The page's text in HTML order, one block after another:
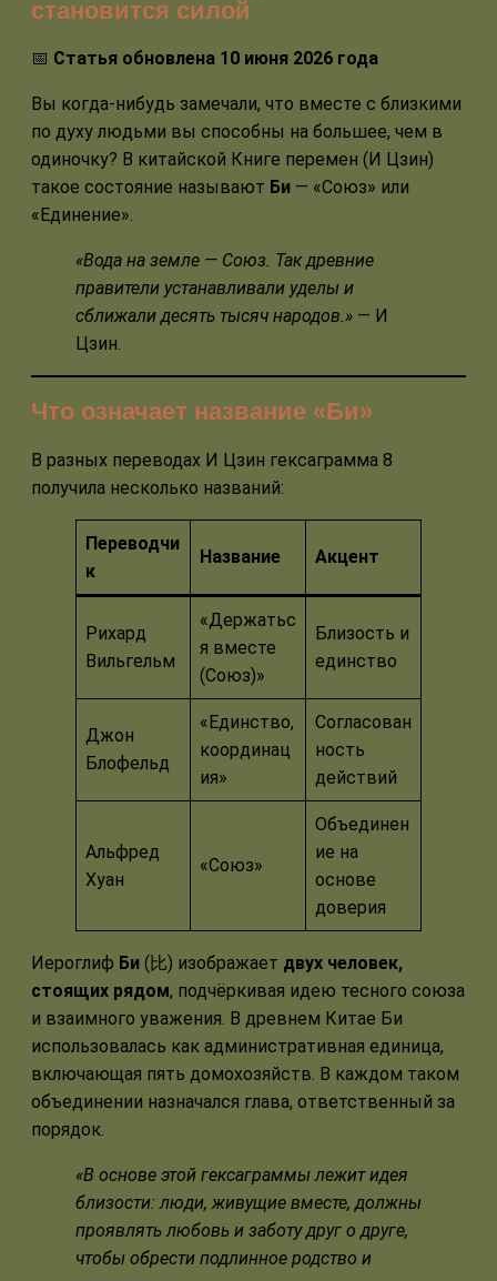
становится силой
📅 Статья обновлена 10 июня 2026 года
Вы когда-нибудь замечали, что вместе с близкими
по духу людьми вы способны на большее, чем в
одиночку? В китайской Книге перемен (И Цзин)
такое состояние называют Би — «Союз» или
«Единение».
«Вода на земле — Союз. Так древние
правители устанавливали уделы и
сближали десять тысяч народов.» — И
Цзин.
Что означает название «Би»
В разных переводах И Цзин гексаграмма 8
получила несколько названий:
Переводчи
к
Название Акцент
Рихард
Вильгельм
«Держатьс
я вместе
(Союз)»
Близость и
единство
Джон
Блофельд
«Единство,
координац
ия»
Согласован
ность
действий
Альфред
Хуан
«Союз»
Объединен
ие на
основе
доверия
Иероглиф Би (比) изображает двух человек,
стоящих рядом, подчёркивая идею тесного союза
и взаимного уважения. В древнем Китае Би
использовалась как административная единица,
включающая пять домохозяйств. В каждом таком
объединении назначался глава, ответственный за
порядок.
«В основе этой гексаграммы лежит идея
близости: люди, живущие вместе, должны
проявлять любовь и заботу друг о друге,
чтобы обрести подлинное родство и